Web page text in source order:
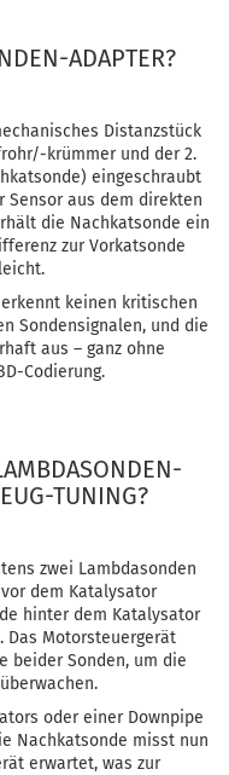
ADAPTER?
Distanzstück
krümmer und der 2.
eingeschraubt
Sensor aus dem direkten
die Nachkatsonde ein
zur Vorkatsonde
keinen kritischen
Sondensignalen, und die
aus – ganz ohne
Codierung.
TUNING?
zwei Lambdasonden
dem Katalysator
hinter dem Katalysator
Motorsteuergerät
beider Sonden, um die
oder einer Downpipe
Nachkatsonde misst nun
erwartet, was zur